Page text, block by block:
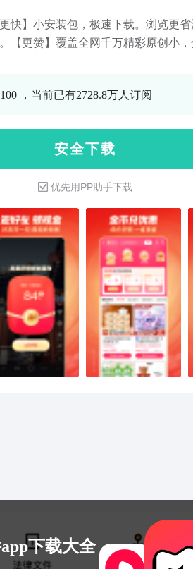
更快】小安装包，极速下载。浏览更
【更赞】覆盖全网千万精彩原创小
互动。间PK新玩法频出，即时对战
，当前已有2728.8万人订阅
安 全 下 载
优先用PP助手下载
下载大全